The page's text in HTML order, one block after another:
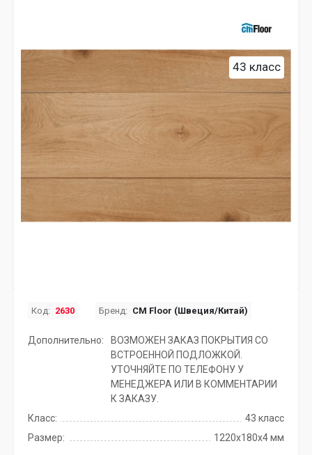
43 класс
Код: 2630 Бренд: CM Floor (Швеция/Китай)
Дополнительно:
ВОЗМОЖЕН ЗАКАЗ ПОКРЫТИЯ СО
ВСТРОЕННОЙ ПОДЛОЖКОЙ.
УТОЧНЯЙТЕ ПО ТЕЛЕФОНУ У
МЕНЕДЖЕРА ИЛИ В КОММЕНТАРИИ
К ЗАКАЗУ.
Класс:
43 класс
Размер:
1220х180х4 мм